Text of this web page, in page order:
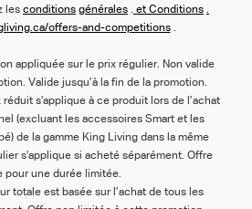
les conditions générales et Conditions
offers-and-competitions.
appliquée sur le prix régulier. Non valide
Valide jusqu’à la fin de la promotion.
s’applique à ce produit lors de l’achat
(excluant les accessoires Smart et les
de la gamme King Living dans la même
s’applique si acheté séparément. Offre
pour une durée limitée.
totale est basée sur l’achat de tous les